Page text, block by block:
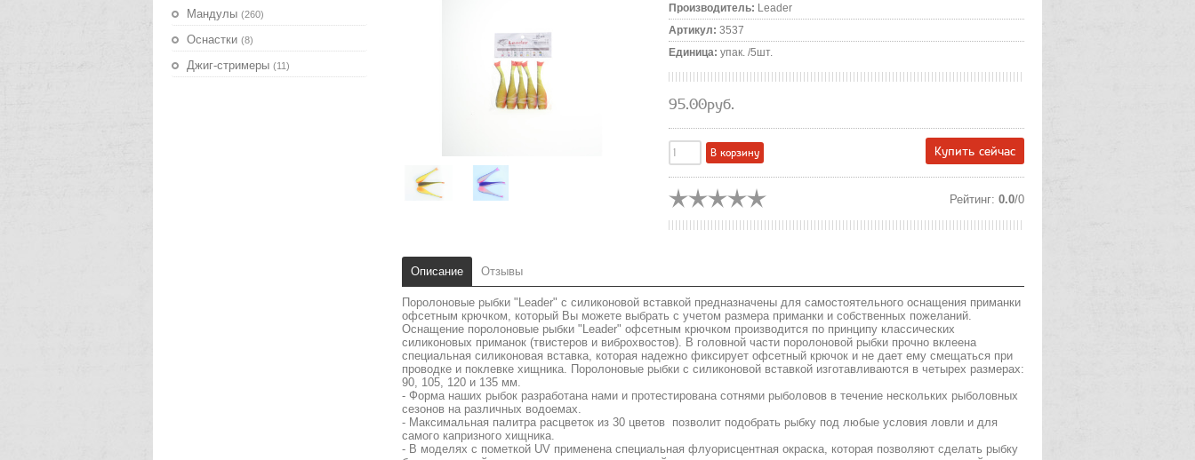
Мандулы (260)
Оснастки (8)
Джиг-стримеры (11)
Производитель: Leader
Артикул: 3537
Единица: упак. /5шт.
95.00руб.
Купить сейчас
Рейтинг: 0.0/0
Описание Отзывы
Поролоновые рыбки "Leader" c силиконовой вставкой предназначены для самостоятельного оснащения приманки
офсетным крючком, который Вы можете выбрать с учетом размера приманки и собственных пожеланий.
Оснащение поролоновые рыбки "Leader" офсетным крючком производится по принципу классических
силиконовых приманок (твистеров и виброхвостов). В головной части поролоновой рыбки прочно вклеена
специальная силиконовая вставка, которая надежно фиксирует офсетный крючок и не дает ему смещаться при
проводке и поклевке хищника. Поролоновые рыбки с силиконовой вставкой изготавливаются в четырех размерах:
90, 105, 120 и 135 мм.
- Форма наших рыбок разработана нами и протестирована сотнями рыболовов в течение нескольких рыболовных
сезонов на различных водоемах.
- Максимальная палитра расцветок из 30 цветов позволит подобрать рыбку под любые условия ловли и для
самого капризного хищника.
- В моделях с пометкой UV применена специальная флуорисцентная окраска, которая позволяют сделать рыбку